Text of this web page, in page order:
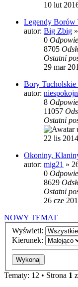
10 lut
Legendy Borów
autor: Big Zbig »
0
8705
Ostatni
29 mar
Bory Tucholskie
autor:
8
11057
Ostatni
22 lis
Okoniny,
autor: mig21 »
0
8629
Ostatni
26 cze
NOWY TEMAT
Wyświetl:
Kierunek:
Tematy: 12 • Strona 1 z